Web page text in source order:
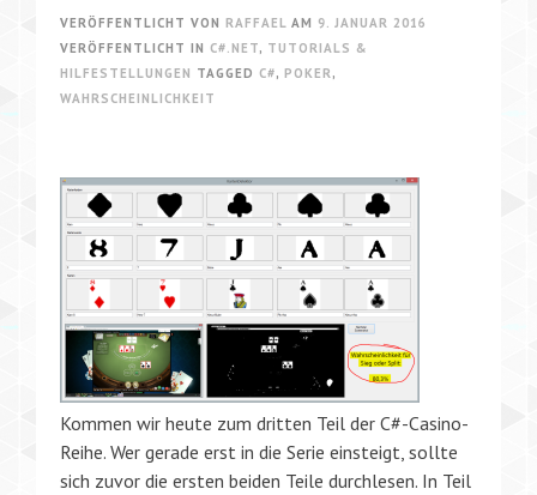
VERÖFFENTLICHT VON RAFFAEL AM 9. JANUAR 2016
VERÖFFENTLICHT IN C#.NET, TUTORIALS &
HILFESTELLUNGEN TAGGED C#, POKER,
WAHRSCHEINLICHKEIT
Kommen wir heute zum dritten Teil der C#-Casino-
Reihe. Wer gerade erst in die Serie einsteigt, sollte
sich zuvor die ersten beiden Teile durchlesen. In Teil